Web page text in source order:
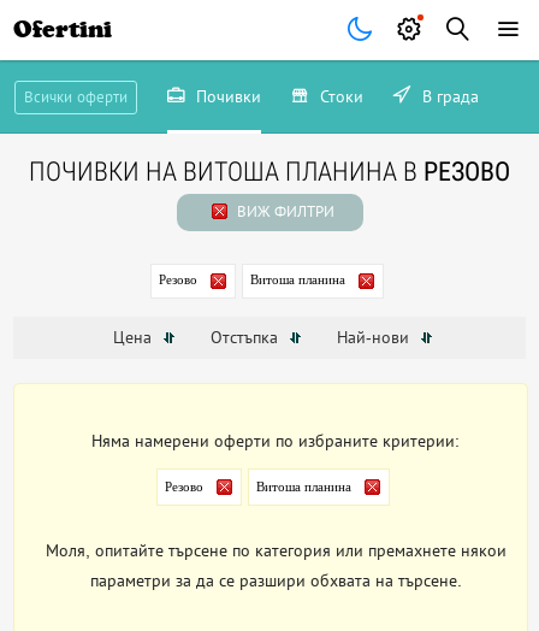
Ofertini
Всички оферти Почивки Стоки В града
ПОЧИВКИ НА ВИТОША ПЛАНИНА В РЕЗОВО
ВИЖ ФИЛТРИ
Резово Витоша планина
Цена Отстъпка Най-нови
Няма намерени оферти по избраните критерии:
Резово Витоша планина
Моля, опитайте търсене по категория или премахнете някои
параметри за да се разшири обхвата на търсене.